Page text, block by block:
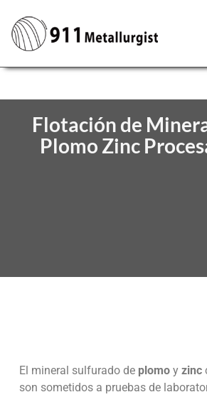
Flotación de
Plomo Zinc
El mineral sulfurado de plomoy zinc
son sometidos a pruebas de